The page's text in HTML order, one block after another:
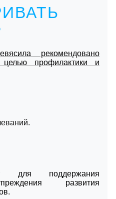
рекомендовано
профилактики и
для поддержания
развития